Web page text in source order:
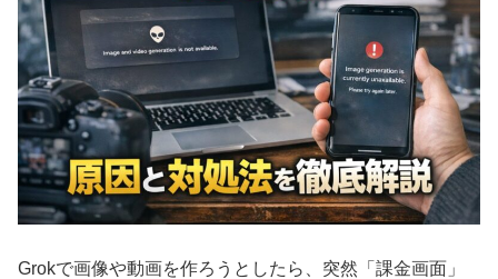
Grokで画像や動画を作ろうとしたら、突然「課金画面」